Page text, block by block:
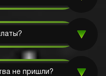
не пришли?